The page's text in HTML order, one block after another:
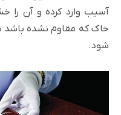
آسیب وارد کرده و آن
خاک که مقاوم نشده
شود.